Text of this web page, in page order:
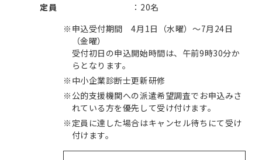
定員
20名
※ 申込受付期間 4月1日（水曜）～7月24日
（金曜）
受付初日の申込開始時間は、午前9時30分か
らとなります。
※ 中小企業診断士更新研修
※ 公的支援機関への派遣希望調査でお申込みさ
れている方を優先して受け付けます。
※ 定員に達した場合はキャンセル待ちにて受け
付けます。